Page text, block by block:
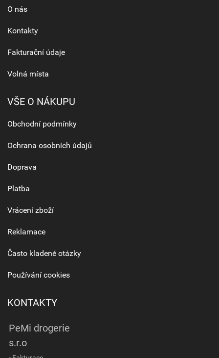
O nás
Kontakty
Fakturační údaje
Volná místa
VŠE O NÁKUPU
Obchodní podmínky
Ochrana osobních údajů
Doprava
Platba
Vrácení zboží
Reklamace
Často kladené otázky
Používání cookies
KONTAKTY
PeMi drogerie
s.r.o